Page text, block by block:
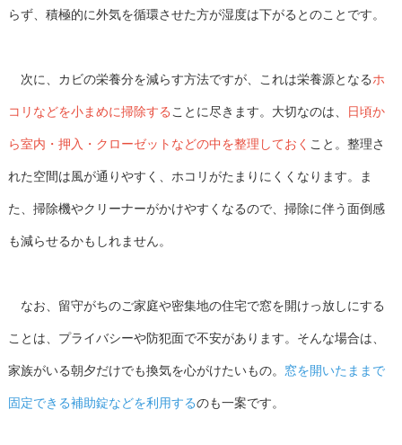
らず、積極的に外気を循環させた方が湿度は下がるとのことです。
次に、カビの栄養分を減らす方法ですが、これは栄養源となるホ
コリなどを小まめに掃除することに尽きます。大切なのは、 日頃か
ら室内・押入・クローゼットなどの中を整理しておく こと。整理さ
れた空間は風が通りやすく、ホコリがたまりにくくなります。ま
た、掃除機やクリーナーがかけやすくなるので、掃除に伴う面倒感
も減らせるかもしれません。
なお、留守がちのご家庭や密集地の住宅で窓を開けっ放しにする
ことは、プライバシーや防犯面で不安があります。そんな場合は、
家族がいる朝夕だけでも換気を心がけたいもの。 窓を開いたままで
固定できる補助錠などを利用するのも一案です。